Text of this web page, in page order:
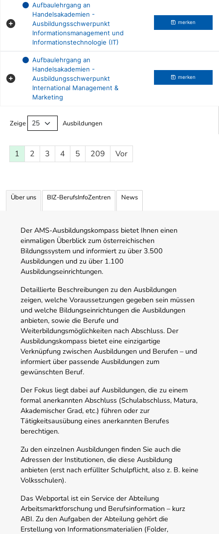
Aufbaulehrgang an
Handelsakademien -
Ausbildungsschwerpunkt
Informationsmanagement und
Informationstechnologie (IT)
merken
Aufbaulehrgang an
Handelsakademien -
Ausbildungsschwerpunkt
International Management &
Marketing
merken
Zeige Ausbildungen
1 2 3 4 5 209 Vor
Über uns BIZ-BerufsInfoZentren News
Der AMS-Ausbildungskompass bietet Ihnen einen
einmaligen Überblick zum österreichischen
Bildungssystem und informiert zu über 3.500
Ausbildungen und zu über 1.100
Ausbildungseinrichtungen.
Detaillierte Beschreibungen zu den Ausbildungen
zeigen, welche Voraussetzungen gegeben sein müssen
und welche Bildungseinrichtungen die Ausbildungen
anbieten, sowie die Berufe und
Weiterbildungsmöglichkeiten nach Abschluss. Der
Ausbildungskompass bietet eine einzigartige
Verknüpfung zwischen Ausbildungen und Berufen – und
informiert über passende Ausbildungen zum
gewünschten Beruf.
Der Fokus liegt dabei auf Ausbildungen, die zu einem
formal anerkannten Abschluss (Schulabschluss, Matura,
Akademischer Grad, etc.) führen oder zur
Tätigkeitsausübung eines anerkannten Berufes
berechtigen.
Zu den einzelnen Ausbildungen finden Sie auch die
Adressen der Institutionen, die diese Ausbildung
anbieten (erst nach erfüllter Schulpflicht, also z. B. keine
Volksschulen).
Das Webportal ist ein Service der Abteilung
Arbeitsmarktforschung und Berufsinformation – kurz
ABI. Zu den Aufgaben der Abteilung gehört die
Erstellung von Informationsmaterialien (Folder,